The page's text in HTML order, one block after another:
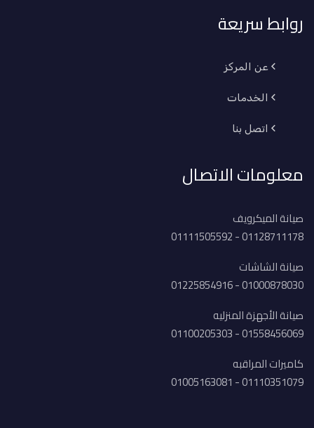
روابط سريعة
عن المركز
الخدمات
اتصل بنا
معلومات الاتصال
صيانة الميكرويف
01128711178 - 01111505592
صيانة الشاشات
01000878030 - 01225854916
صيانة الأجهزة المنزليه
01558456069 - 01100205303
كاميرات المراقبه
01110351079 - 01005163081